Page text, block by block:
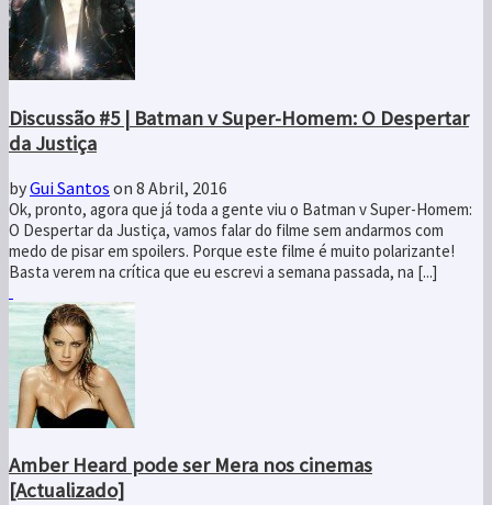
Discussão #5 | Batman v Super-Homem: O Despertar
da Justiça
byGui Santos on 8 Abril, 2016
Ok, pronto, agora que já toda a gente viu o Batman v Super-Homem:
O Despertar da Justiça, vamos falar do filme sem andarmos com
medo de pisar em spoilers. Porque este filme é muito polarizante!
Basta verem na crítica que eu escrevi a semana passada, na [...]
Amber Heard pode ser Mera nos cinemas
[Actualizado]